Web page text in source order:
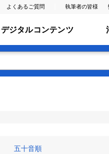
よくあるご質問 執筆者の皆様
デジタルコンテンツ
五十音順